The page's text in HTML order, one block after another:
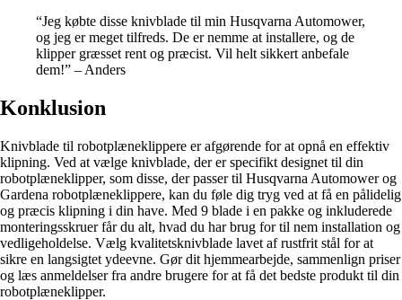
“Jeg købte disse knivblade til min Husqvarna Automower,
og jeg er meget tilfreds. De er nemme at installere, og de
klipper græsset rent og præcist. Vil helt sikkert anbefale
dem!” – Anders
Konklusion
Knivblade til robotplæneklippere er afgørende for at opnå en effektiv
klipning. Ved at vælge knivblade, der er specifikt designet til din
robotplæneklipper, som disse, der passer til Husqvarna Automower og
Gardena robotplæneklippere, kan du føle dig tryg ved at få en pålidelig
og præcis klipning i din have. Med 9 blade i en pakke og inkluderede
monteringsskruer får du alt, hvad du har brug for til nem installation og
vedligeholdelse. Vælg kvalitetsknivblade lavet af rustfrit stål for at
sikre en langsigtet ydeevne. Gør dit hjemmearbejde, sammenlign priser
og læs anmeldelser fra andre brugere for at få det bedste produkt til din
robotplæneklipper.